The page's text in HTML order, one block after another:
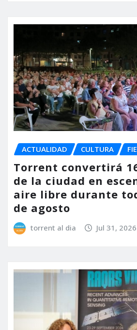
ACTUALIDAD CULTURA
Torrent convertirá
de la ciudad en
aire libre durante
de agosto
torrent al dia Jul 31, 2026